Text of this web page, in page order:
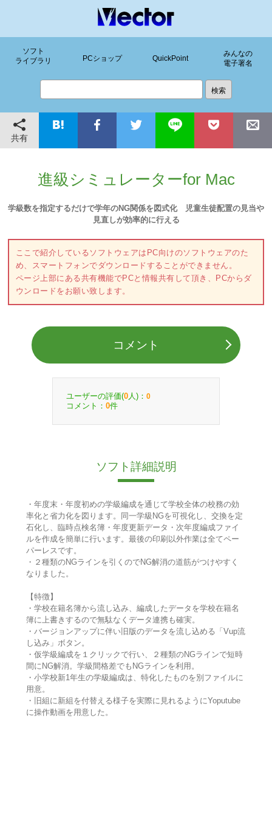
ソフト
ライブラリ
PCショップ QuickPoint
みんなの
電子署名
共有
進級シミュレーターfor Mac
学級数を指定するだけで学年のNG関係を図式化 児童生徒配置の見当や
見直しが効率的に行える
ここで紹介しているソフトウェアはPC向けのソフトウェアのた
め、スマートフォンでダウンロードすることができません。
ページ上部にある共有機能でPCと情報共有して頂き、PCからダ
ウンロードをお願い致します。
コメント
ユーザーの評価(0 人)： 0
コメント： 0件
ソフト詳細説明
・年度末・年度初めの学級編成を通じて学校全体の校務の効
率化と省力化を図ります。同一学級NGを可視化し、交換を定
石化し、臨時点検名簿・年度更新データ・次年度編成ファイ
ルを作成を簡単に行います。最後の印刷以外作業は全てペー
パーレスです。
・２種類のNGラインを引くのでNG解消の道筋がつけやすく
なりました。
【特徴】
・学校在籍名簿から流し込み、編成したデータを学校在籍名
簿に上書きするので無駄なくデータ連携も確実。
・バージョンアップに伴い旧版のデータを流し込める「Vup流
し込み」ボタン。
・仮学級編成を１クリックで行い、２種類のNGラインで短時
間にNG解消。学級間格差でもNGラインを利用。
・小学校新1年生の学級編成は、特化したものを別ファイルに
用意。
・旧組に新組を付替える様子を実際に見れるようにYoputube
に操作動画を用意した。